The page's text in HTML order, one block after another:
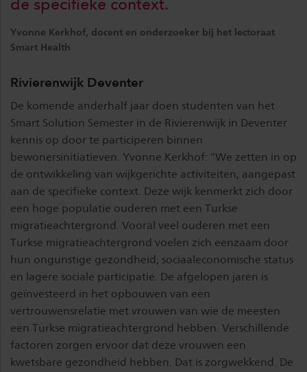
de specifieke context.
Yvonne Kerkhof, docent en onderzoeker bij het lectoraat
Smart Health
Rivierenwijk Deventer
De komende anderhalf jaar doen studenten van het
Smart Solution Semester in de Rivierenwijk in Deventer
kennis op door te participeren binnen
bewonersinitiatieven. Yvonne Kerkhof: "We zetten in op
de ontwikkeling van wijkgerichte activiteiten, aangepast
aan de specifieke context. Deze wijk kenmerkt zich door
een hoge populatie ouderen met een Turkse
migratieachtergrond. Vooral veel ouderen met een
Turkse migratieachtergrond voelen zich eenzaam door
hun ongunstige gezondheid, sociaaleconomische status
en lagere sociale participatie. De afgelopen jaren is
geïnvesteerd in het opbouwen van een
vertrouwensrelatie met vrouwen van wie de meesten
een Turkse migratieachtergrond hebben. Verschillende
factoren zorgen ervoor dat deze vrouwen een
kwetsbare gezondheid hebben. Dat is zorgwekkend. De